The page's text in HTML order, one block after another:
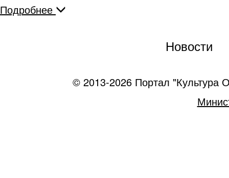
Подробнее
Новости
© 2013-2026 Портал "Культура